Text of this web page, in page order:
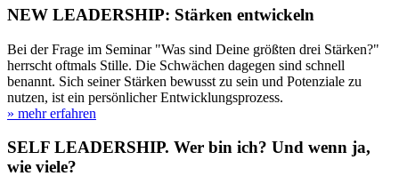
NEW LEADERSHIP: Stärken entwickeln
Bei der Frage im Seminar "Was sind Deine größten drei Stärken?"
herrscht oftmals Stille. Die Schwächen dagegen sind schnell
benannt. Sich seiner Stärken bewusst zu sein und Potenziale zu
nutzen, ist ein persönlicher Entwicklungsprozess.
» mehr erfahren
SELF LEADERSHIP. Wer bin ich? Und wenn ja,
wie viele?